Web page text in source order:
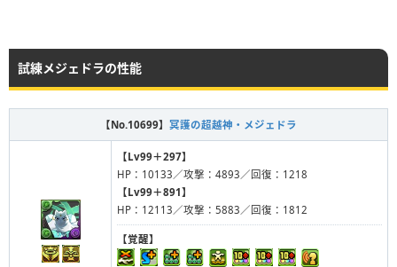
試練メジェドラの性能
【No.10699】 冥護の超越神・メジェドラ
【Lv99＋297】
HP：10133／攻撃：4893／回復：1218
【Lv99＋891】
HP：12113／攻撃：5883／回復：1812
【覚醒】